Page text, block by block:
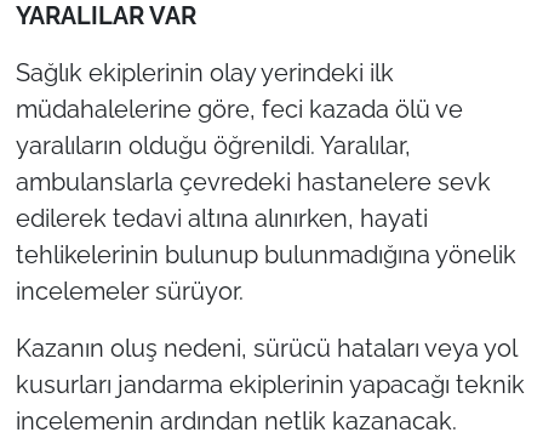
YARALILAR VAR
Sağlık ekiplerinin olay yerindeki ilk
müdahalelerine göre, feci kazada ölü ve
yaralıların olduğu öğrenildi. Yaralılar,
ambulanslarla çevredeki hastanelere sevk
edilerek tedavi altına alınırken, hayati
tehlikelerinin bulunup bulunmadığına yönelik
incelemeler sürüyor.
Kazanın oluş nedeni, sürücü hataları veya yol
kusurları jandarma ekiplerinin yapacağı teknik
incelemenin ardından netlik kazanacak.